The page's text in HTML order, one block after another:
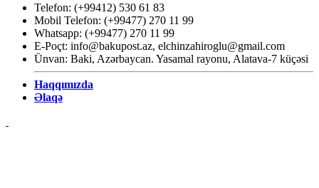
Telefon: (+99412) 530 61 83
Mobil Telefon: (+99477) 270 11 99
Whatsapp: (+99477) 270 11 99
E-Poçt: info@bakupost.az, elchinzahiroglu@gmail.com
Ünvan: Baki, Azərbaycan. Yasamal rayonu, Alatava-7 küçəsi
Haqqımızda
Əlaqə